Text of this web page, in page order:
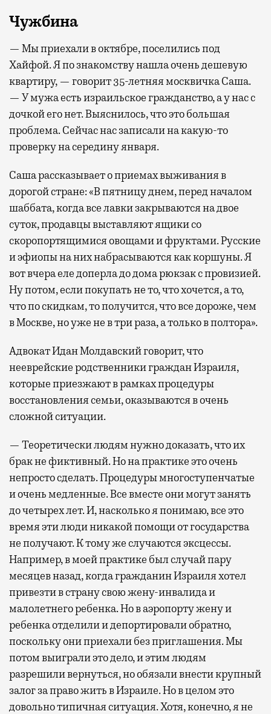
Чужбина
— Мы приехали в октябре, поселились под
Хайфой. Я по знакомству нашла очень дешевую
квартиру, — говорит 35-летняя москвичка Саша.
— У мужа есть израильское гражданство, а у нас с
дочкой его нет. Выяснилось, что это большая
проблема. Сейчас нас записали на какую-то
проверку на середину января.
Саша рассказывает о приемах выживания в
дорогой стране: «В пятницу днем, перед началом
шаббата, когда все лавки закрываются на двое
суток, продавцы выставляют ящики со
скоропортящимися овощами и фруктами. Русские
и эфиопы на них набрасываются как коршуны. Я
вот вчера еле доперла до дома рюкзак с провизией.
Ну потом, если покупать не то, что хочется, а то,
что по скидкам, то получится, что все дороже, чем
в Москве, но уже не в три раза, а только в полтора».
Адвокат Идан Молдавский говорит, что
нееврейские родственники граждан Израиля,
которые приезжают в рамках процедуры
восстановления семьи, оказываются в очень
сложной ситуации.
— Теоретически людям нужно доказать, что их
брак не фиктивный. Но на практике это очень
непросто сделать. Процедуры многоступенчатые
и очень медленные. Все вместе они могут занять
до четырех лет. И, насколько я понимаю, все это
время эти люди никакой помощи от государства
не получают. К тому же случаются эксцессы.
Например, в моей практике был случай пару
месяцев назад, когда гражданин Израиля хотел
привезти в страну свою жену-инвалида и
малолетнего ребенка. Но в аэропорту жену и
ребенка отделили и депортировали обратно,
поскольку они приехали без приглашения. Мы
потом выиграли это дело, и этим людям
разрешили вернуться, но обязали внести крупный
залог за право жить в Израиле. Но в целом это
довольно типичная ситуация. Хотя, конечно, я не